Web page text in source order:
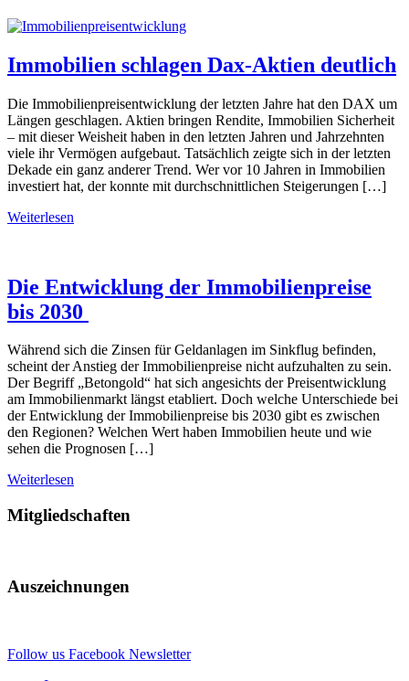
Immobilien schlagen Dax-Aktien deutlich
Die Immobilienpreisentwicklung der letzten Jahre hat den DAX um
Längen geschlagen. Aktien bringen Rendite, Immobilien Sicherheit
– mit dieser Weisheit haben in den letzten Jahren und Jahrzehnten
viele ihr Vermögen aufgebaut. Tatsächlich zeigte sich in der letzten
Dekade ein ganz anderer Trend. Wer vor 10 Jahren in Immobilien
investiert hat, der konnte mit durchschnittlichen Steigerungen […]
Weiterlesen
Die Entwicklung der Immobilienpreise
bis 2030
Während sich die Zinsen für Geldanlagen im Sinkflug befinden,
scheint der Anstieg der Immobilienpreise nicht aufzuhalten zu sein.
Der Begriff „Betongold“ hat sich angesichts der Preisentwicklung
am Immobilienmarkt längst etabliert. Doch welche Unterschiede bei
der Entwicklung der Immobilienpreise bis 2030 gibt es zwischen
den Regionen? Welchen Wert haben Immobilien heute und wie
sehen die Prognosen […]
Weiterlesen
Mitgliedschaften
Auszeichnungen
Follow us Facebook Newsletter